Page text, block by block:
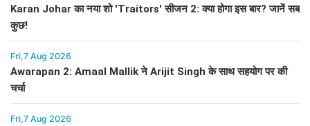
Karan Johar का नया शो 'Traitors' सीजन 2: क्या होगा इस बार? जानें सब
कुछ!
Fri,7 Aug 2026
Awarapan 2: Amaal Mallik ने Arijit Singh के साथ सहयोग पर की
चर्चा
Fri,7 Aug 2026